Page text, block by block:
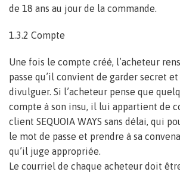
de 18 ans au jour de la commande.
1.3.2 Compte
Une fois le compte créé, l’acheteur
passe qu’il convient de garder secret et
divulguer. Si l’acheteur pense que
compte à son insu, il lui appartient de
client SEQUOIA WAYS sans délai, qui
le mot de passe et prendre à sa
qu’il juge appropriée.
Le courriel de chaque acheteur doit